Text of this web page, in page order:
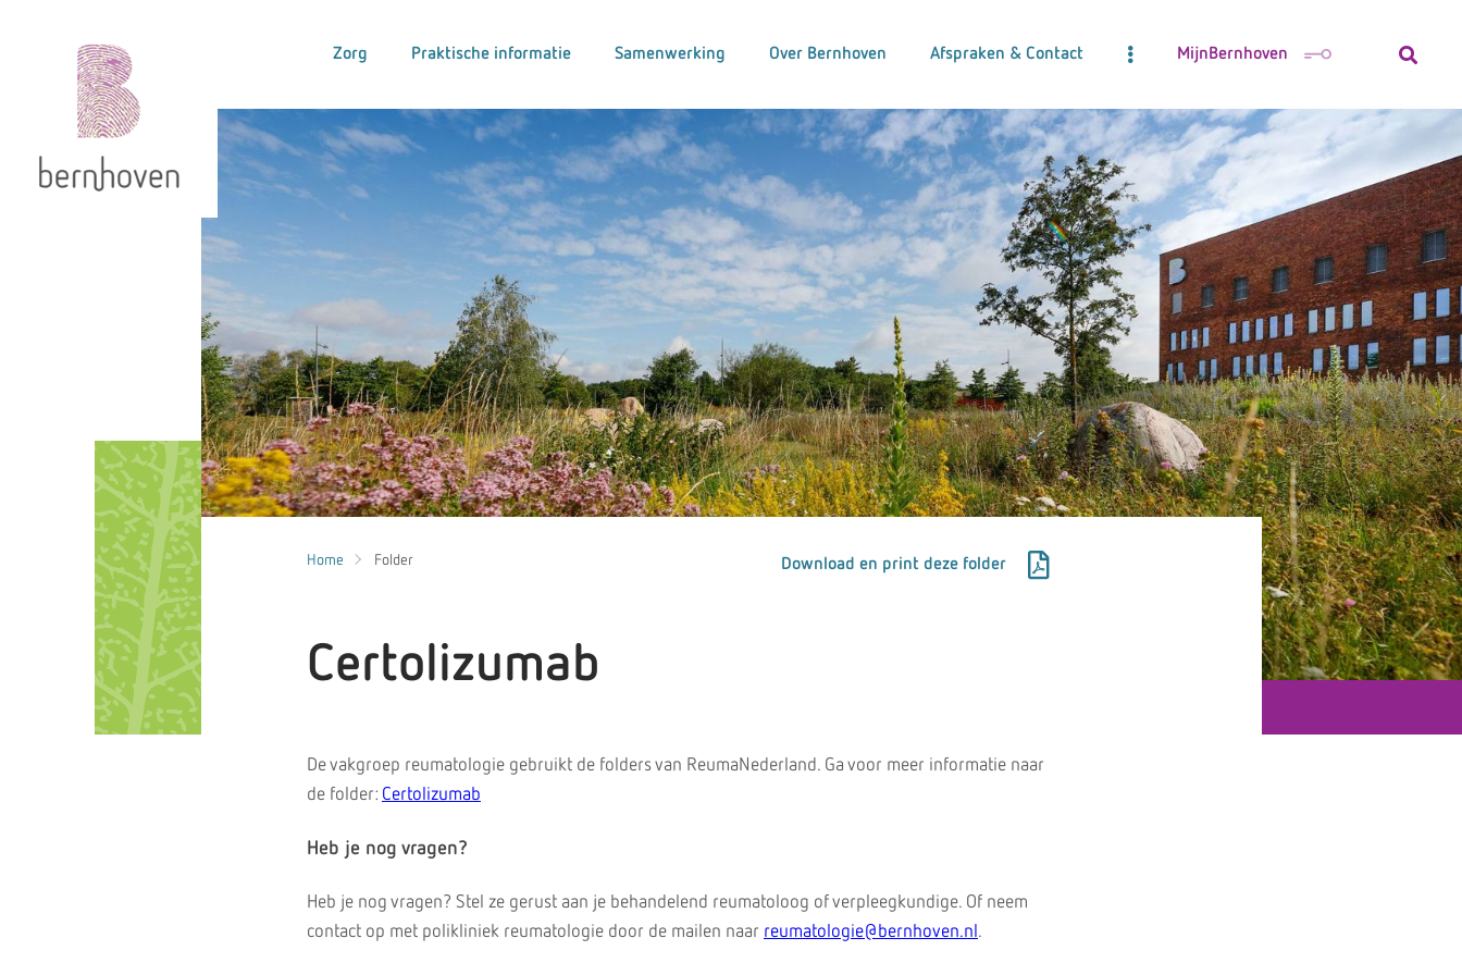
Zorg Praktische informatie Samenwerking Over Bernhoven Afspraken & Contact MijnBernhoven
Home Folder Download en print deze folder
Certolizumab
De vakgroep reumatologie gebruikt de folders van ReumaNederland. Ga voor meer informatie naar
de folder: Certolizumab
Heb je nog vragen?
Heb je nog vragen? Stel ze gerust aan je behandelend reumatoloog of verpleegkundige. Of neem
contact op met polikliniek reumatologie door de mailen naar reumatologie@bernhoven.nl .